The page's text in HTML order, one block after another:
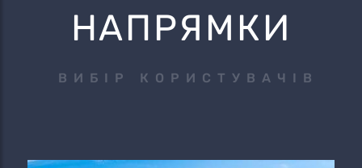
НАПРЯМКИ
ВИБІР КОРИСТУВАЧІВ